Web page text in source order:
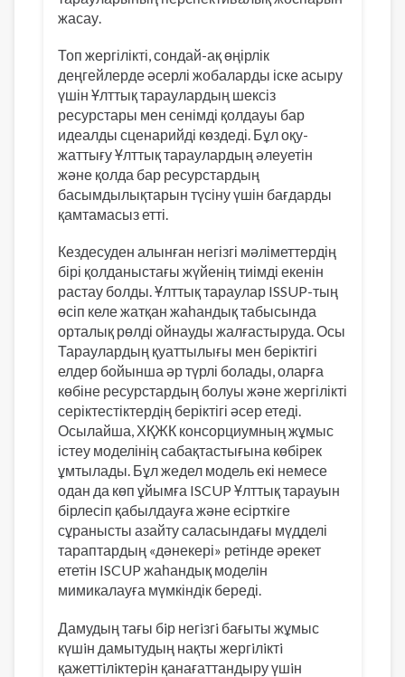
жасау.
Топ жергілікті, сондай-ақ өңірлік
деңгейлерде әсерлі жобаларды іске асыру
үшін Ұлттық тараулардың шексіз
ресурстары мен сенімді қолдауы бар
идеалды сценарийді көздеді. Бұл оқу-
жаттығу Ұлттық тараулардың әлеуетін
және қолда бар ресурстардың
басымдылықтарын түсіну үшін бағдарды
қамтамасыз етті.
Кездесуден алынған негізгі мәліметтердің
бірі қолданыстағы жүйенің тиімді екенін
растау болды. Ұлттық тараулар ISSUP-тың
өсіп келе жатқан жаһандық табысында
орталық рөлді ойнауды жалғастыруда. Осы
Тараулардың қуаттылығы мен беріктігі
елдер бойынша әр түрлі болады, оларға
көбіне ресурстардың болуы және жергілікті
серіктестіктердің беріктігі әсер етеді.
Осылайша, ХҚЖК консорциумның жұмыс
істеу моделінің сабақтастығына көбірек
ұмтылады. Бұл жедел модель екі немесе
одан да көп ұйымға ISCUP Ұлттық тарауын
бірлесіп қабылдауға және есірткіге
сұранысты азайту саласындағы мүдделі
тараптардың «дәнекері» ретінде әрекет
ететін ISCUP жаһандық моделін
мимикалауға мүмкіндік береді.
Дамудың тағы бiр негiзгi бағыты жұмыс
күшiн дамытудың нақты жергiлiктi
қажеттiлiктерiн қанағаттандыру үшiн